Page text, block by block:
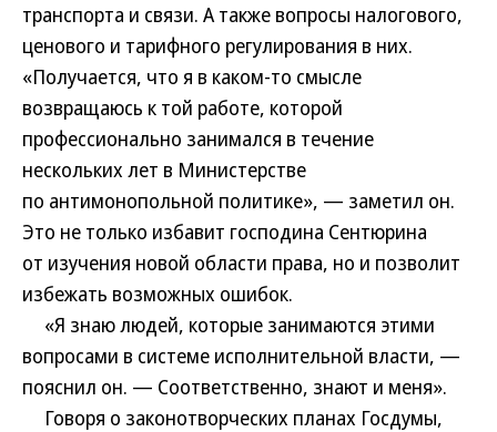
транспорта и связи. А также вопросы налогового,
ценового и тарифного регулирования в них.
«Получается, что я в каком-то смысле
возвращаюсь к той работе, которой
профессионально занимался в течение
нескольких лет в Министерстве
по антимонопольной политике», — заметил он.
Это не только избавит господина Сентюрина
от изучения новой области права, но и позволит
избежать возможных ошибок.
«Я знаю людей, которые занимаются этими
вопросами в системе исполнительной власти, —
пояснил он. — Соответственно, знают и меня».
Говоря о законотворческих планах Госдумы,